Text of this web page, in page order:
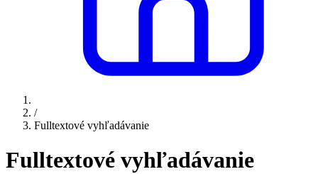
/
Fulltextové vyhľadávanie
Fulltextové vyhľadávanie